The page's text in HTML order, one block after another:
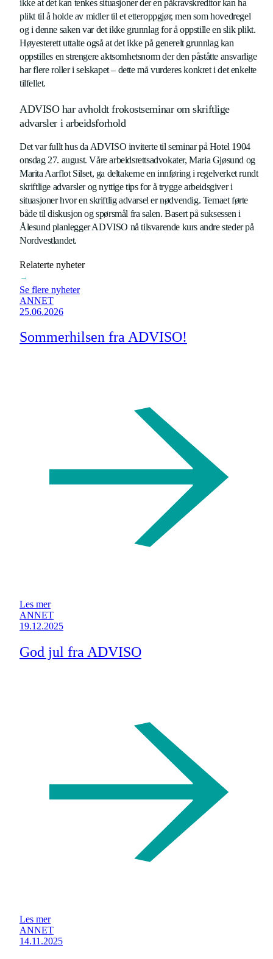
ikke at det kan tenkes situasjoner der en påkravskreditor kan ha
plikt til å holde av midler til et etteroppgjør, men som hovedregel
og i denne saken var det ikke grunnlag for å oppstille en slik plikt.
Høyesterett uttalte også at det ikke på generelt grunnlag kan
oppstilles en strengere aktsomhetsnorm der den påståtte ansvarlige
har flere roller i selskapet – dette må vurderes konkret i det enkelte
tilfellet.
ADVISO har avholdt frokostseminar om skriftlige
advarsler i arbeidsforhold
Det var fullt hus da ADVISO inviterte til seminar på Hotel 1904
onsdag 27. august. Våre arbeidsrettsadvokater, Maria Gjøsund og
Marita Aarflot Silset, ga deltakerne en innføring i regelverket rundt
skriftlige advarsler og nyttige tips for å trygge arbeidsgiver i
situasjoner hvor en skriftlig advarsel er nødvendig. Temaet førte
både til diskusjon og spørsmål fra salen. Basert på suksessen i
Ålesund planlegger ADVISO nå tilsvarende kurs andre steder på
Nordvestlandet.
Relaterte nyheter
→
Se flere nyheter
ANNET
25.06.2026
Sommerhilsen fra ADVISO!
Les mer
ANNET
19.12.2025
God jul fra ADVISO
Les mer
ANNET
14.11.2025